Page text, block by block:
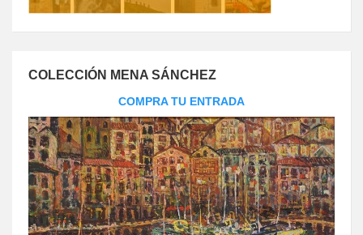
COLECCIÓN MENA SÁNCHEZ
COMPRA TU ENTRADA